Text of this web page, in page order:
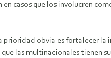
casos que los involucren
obvia es fortalecer
las multinacionales tienen